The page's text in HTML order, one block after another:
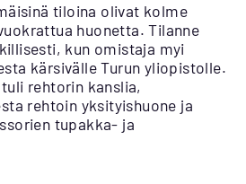
tiloina olivat kolme
huonetta. Tilanne
kun omistaja myi
kärsivälle Turun yliopistolle.
rehtorin kanslia,
rehtoin yksityishuone ja
tupakka- ja